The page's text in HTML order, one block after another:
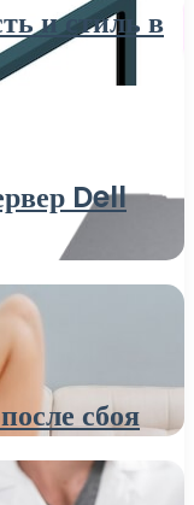
и стиль в
Dell
сбоя